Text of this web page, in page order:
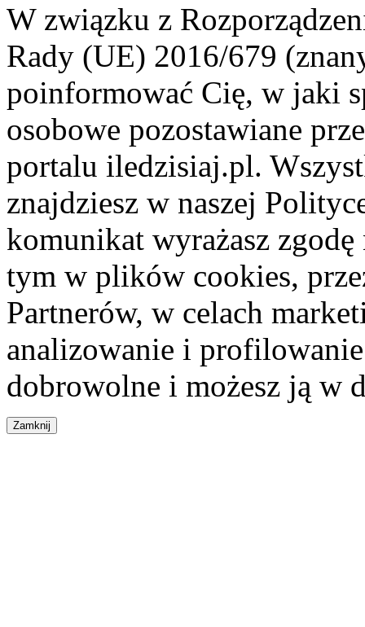
W związku z
Rady (UE) 2016/679
poinformować Cię, w jaki
osobowe pozostawiane
portalu iledzisiaj.pl.
znajdziesz w naszej
komunikat wyrażasz
tym w plików cookies,
Partnerów, w celach
analizowanie i
dobrowolne i możesz ją w